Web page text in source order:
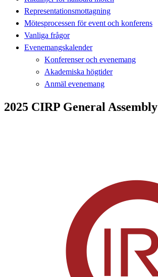
Representationsmottagning
Mötesprocessen för event och konferens
Vanliga frågor
Evenemangskalender
Konferenser och evenemang
Akademiska högtider
Anmäl evenemang
2025 CIRP General Assembly